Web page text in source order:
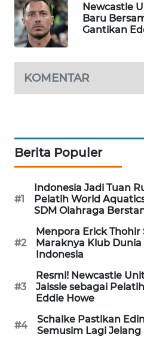
Newcastle
Baru
Gantikan
KOMENTAR
Berita Populer
#1
Indonesia Jadi Tuan
Pelatih World
SDM Olahraga
#2
Menpora Erick
Maraknya Klub
Indonesia
#3
Resmi! Newcastle
Jaissle sebagai
Eddie Howe
#4
Schalke Pastikan
Semusim Lagi
WAHANA
DESA
WISATA
LAPAK
WAHANA
KONSUMEN
LISTRIK
MASYARAKAT
KELISTRIKAN
WALINKI
ID
MAWAKA
ID
MARTABAT